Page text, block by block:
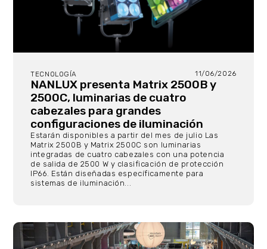
TECNOLOGÍA 11/06/2026
NANLUX presenta Matrix 2500B y
2500C, luminarias de cuatro
cabezales para grandes
configuraciones de iluminación
Estarán disponibles a partir del mes de julio Las
Matrix 2500B y Matrix 2500C son luminarias
integradas de cuatro cabezales con una potencia
de salida de 2500 W y clasificación de protección
IP66. Están diseñadas específicamente para
sistemas de iluminación...